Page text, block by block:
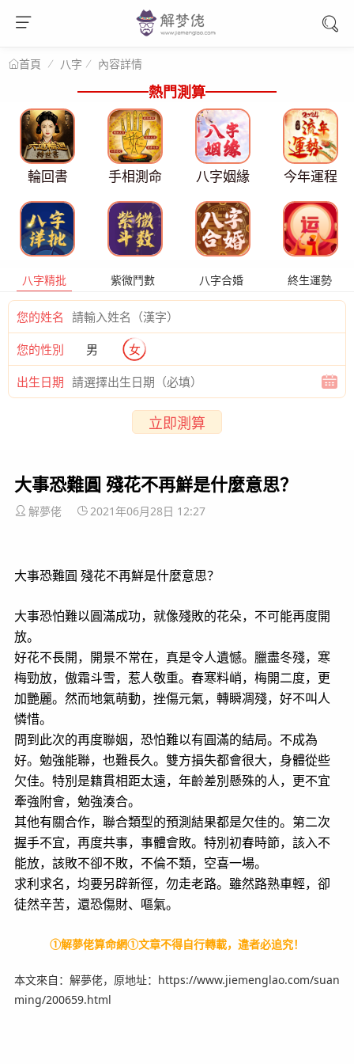
首頁 八字 內容詳情
熱門測算
輪回書 手相測命 八字姻緣 今年運程
八字精批 紫微鬥數 八字合婚 終生運勢
您的姓名
您的性別 男 女
出生日期
立即測算
大事恐難圓 殘花不再鮮是什麼意思？
解夢佬 2021年06月28日 12:27
大事恐難圓 殘花不再鮮是什麼意思？
大事恐怕難以圓滿成功，就像殘敗的花朵，不可能再度開
放。
好花不長開，開景不常在，真是令人遺憾。臘盡冬殘，寒
梅勁放，傲霜斗雪，惹人敬重。春寒料峭，梅開二度，更
加艷麗。然而地氣萌動，挫傷元氣，轉瞬凋殘，好不叫人
憐惜。
問到此次的再度聯姻，恐怕難以有圓滿的結局。不成為
好。勉強能聯，也難長久。雙方損失都會很大，身體從些
欠佳。特別是籍貫相距太遠，年齡差別懸殊的人，更不宜
牽強附會，勉強湊合。
其他有關合作，聯合類型的預測結果都是欠佳的。第二次
握手不宜，再度共事，事體會敗。特別初春時節，該入不
能放，該敗不卻不敗，不倫不類，空喜一場。
求利求名，均要另辟新徑，勿走老路。雖然路熟車輕，卻
徒然辛苦，還恐傷財、嘔氣。
①解夢佬算命網①文章不得自行轉載，違者必追究！
本文來自：解夢佬，原地址：https://www.jiemenglao.com/suan
ming/200659.html